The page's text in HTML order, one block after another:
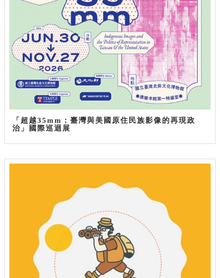
「超越35mm：臺灣與美國原住民族影像的再現政
治」國際巡迴展